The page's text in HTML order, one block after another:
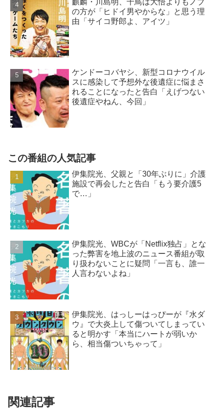
麒麟・川島明、千鳥は大悟よりもノブ
の方が「ヒドイ男やからな」と思う理
由「サイコ野郎よ、アイツ」
ケンドーコバヤシ、新型コロナウイル
スに感染して予想外な後遺症に悩まさ
れることになったと告白「えげつない
後遺症やねん、今回」
この番組の人気記事
伊集院光、父親と「30年ぶりに」介護
施設で再会したと告白「もう要介護5
で…」
伊集院光、WBCが「Netflix独占」とな
った弊害を地上波のニュース番組が取
り扱わないことに疑問「一言も、誰一
人言わないよね」
伊集院光、はっしーはっぴーが『水ダ
ウ』で大炎上して傷ついてしまってい
ると明かす「本当にハートが弱いか
ら、相当傷ついちゃって」
関連記事